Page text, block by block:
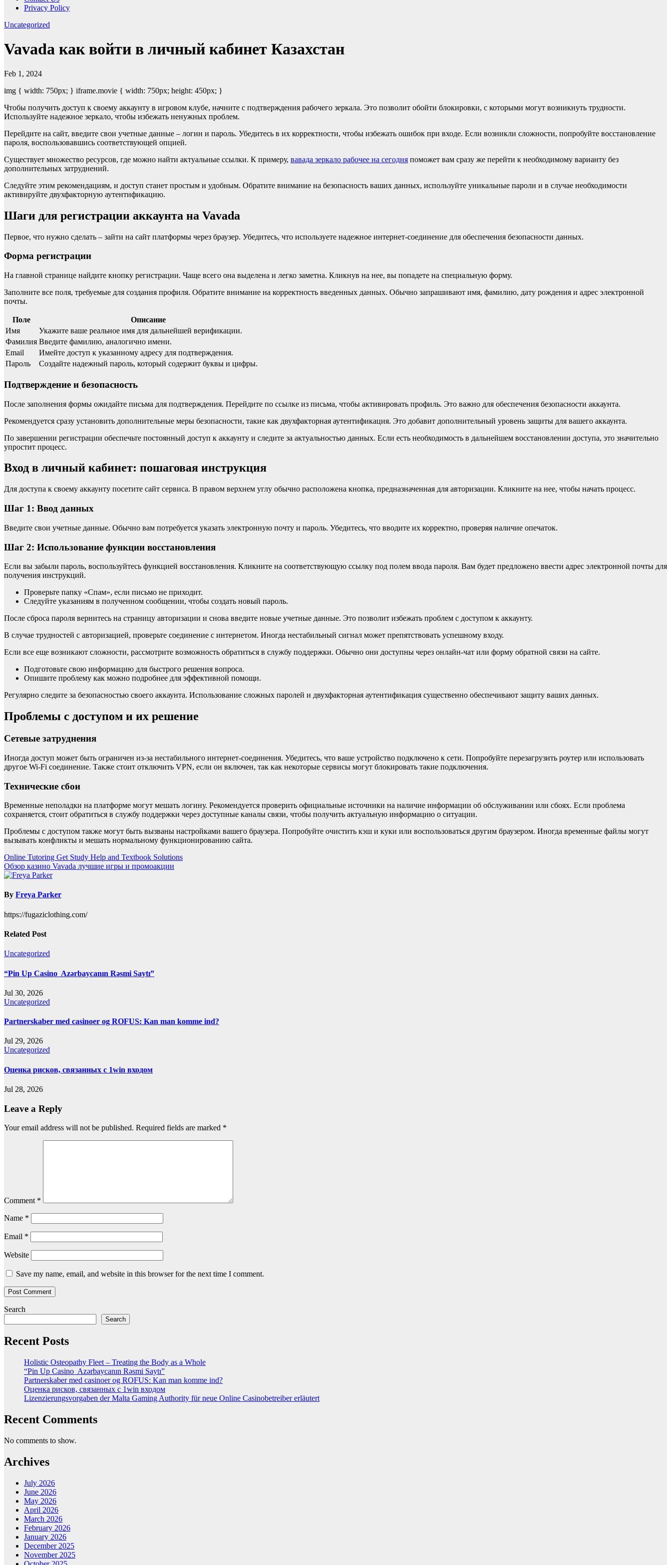
Privacy Policy
Uncategorized
Vavada как войти в личный кабинет Казахстан
Feb 1, 2024
img { width: 750px; } iframe.movie { width: 750px; height: 450px; }
Чтобы получить доступ к своему аккаунту в игровом клубе, начните с подтверждения рабочего зеркала. Это позволит обойти блокировки, с которыми могут возникнуть трудности.
Используйте надежное зеркало, чтобы избежать ненужных проблем.
Перейдите на сайт, введите свои учетные данные – логин и пароль. Убедитесь в их корректности, чтобы избежать ошибок при входе. Если возникли сложности, попробуйте восстановление
пароля, воспользовавшись соответствующей опцией.
Существует множество ресурсов, где можно найти актуальные ссылки. К примеру, вавада зеркало рабочее на сегодня поможет вам сразу же перейти к необходимому варианту без
дополнительных затруднений.
Следуйте этим рекомендациям, и доступ станет простым и удобным. Обратите внимание на безопасность ваших данных, используйте уникальные пароли и в случае необходимости
активируйте двухфакторную аутентификацию.
Шаги для регистрации аккаунта на Vavada
Первое, что нужно сделать – зайти на сайт платформы через браузер. Убедитесь, что используете надежное интернет-соединение для обеспечения безопасности данных.
Форма регистрации
На главной странице найдите кнопку регистрации. Чаще всего она выделена и легко заметна. Кликнув на нее, вы попадете на специальную форму.
Заполните все поля, требуемые для создания профиля. Обратите внимание на корректность введенных данных. Обычно запрашивают имя, фамилию, дату рождения и адрес электронной
почты.
Поле
Описание
Имя
Укажите ваше реальное имя для дальнейшей верификации.
Фамилия Введите фамилию, аналогично имени.
Email
Имейте доступ к указанному адресу для подтверждения.
Пароль
Создайте надежный пароль, который содержит буквы и цифры.
Подтверждение и безопасность
После заполнения формы ожидайте письма для подтверждения. Перейдите по ссылке из письма, чтобы активировать профиль. Это важно для обеспечения безопасности аккаунта.
Рекомендуется сразу установить дополнительные меры безопасности, такие как двухфакторная аутентификация. Это добавит дополнительный уровень защиты для вашего аккаунта.
По завершении регистрации обеспечьте постоянный доступ к аккаунту и следите за актуальностью данных. Если есть необходимость в дальнейшем восстановлении доступа, это значительно
упростит процесс.
Вход в личный кабинет: пошаговая инструкция
Для доступа к своему аккаунту посетите сайт сервиса. В правом верхнем углу обычно расположена кнопка, предназначенная для авторизации. Кликните на нее, чтобы начать процесс.
Шаг 1: Ввод данных
Введите свои учетные данные. Обычно вам потребуется указать электронную почту и пароль. Убедитесь, что вводите их корректно, проверяя наличие опечаток.
Шаг 2: Использование функции восстановления
Если вы забыли пароль, воспользуйтесь функцией восстановления. Кликните на соответствующую ссылку под полем ввода пароля. Вам будет предложено ввести адрес электронной почты для
получения инструкций.
Проверьте папку «Спам», если письмо не приходит.
Следуйте указаниям в полученном сообщении, чтобы создать новый пароль.
После сброса пароля вернитесь на страницу авторизации и снова введите новые учетные данные. Это позволит избежать проблем с доступом к аккаунту.
В случае трудностей с авторизацией, проверьте соединение с интернетом. Иногда нестабильный сигнал может препятствовать успешному входу.
Если все еще возникают сложности, рассмотрите возможность обратиться в службу поддержки. Обычно они доступны через онлайн-чат или форму обратной связи на сайте.
Подготовьте свою информацию для быстрого решения вопроса.
Опишите проблему как можно подробнее для эффективной помощи.
Регулярно следите за безопасностью своего аккаунта. Использование сложных паролей и двухфакторная аутентификация существенно обеспечивают защиту ваших данных.
Проблемы с доступом и их решение
Сетевые затруднения
Иногда доступ может быть ограничен из-за нестабильного интернет-соединения. Убедитесь, что ваше устройство подключено к сети. Попробуйте перезагрузить роутер или использовать
другое Wi-Fi соединение. Также стоит отключить VPN, если он включен, так как некоторые сервисы могут блокировать такие подключения.
Технические сбои
Временные неполадки на платформе могут мешать логину. Рекомендуется проверить официальные источники на наличие информации об обслуживании или сбоях. Если проблема
сохраняется, стоит обратиться в службу поддержки через доступные каналы связи, чтобы получить актуальную информацию о ситуации.
Проблемы с доступом также могут быть вызваны настройками вашего браузера. Попробуйте очистить кэш и куки или воспользоваться другим браузером. Иногда временные файлы могут
вызывать конфликты и мешать нормальному функционированию сайта.
Post
navigation
Online Tutoring Get Study Help and Textbook Solutions
Обзор казино Vavada лучшие игры и промоакции
By Freya Parker
https://fugaziclothing.com/
Related Post
Uncategorized
“Pin Up Casino ️ Azərbaycanın Rəsmi Saytı”
Jul 30, 2026
Uncategorized
Partnerskaber med casinoer og ROFUS: Kan man komme ind?
Jul 29, 2026
Uncategorized
Оценка рисков, связанных с 1win входом
Jul 28, 2026
Leave a Reply
Your email address will not be published. Required fields are marked *
Comment *
Name *
Email *
Website
Save my name, email, and website in this browser for the next time I comment.
Search
Search
Recent Posts
Holistic Osteopathy Fleet – Treating the Body as a Whole
“Pin Up Casino ️ Azərbaycanın Rəsmi Saytı”
Partnerskaber med casinoer og ROFUS: Kan man komme ind?
Оценка рисков, связанных с 1win входом
Lizenzierungsvorgaben der Malta Gaming Authority für neue Online Casinobetreiber erläutert
Recent Comments
No comments to show.
Archives
July 2026
June 2026
May 2026
April 2026
March 2026
February 2026
January 2026
December 2025
November 2025